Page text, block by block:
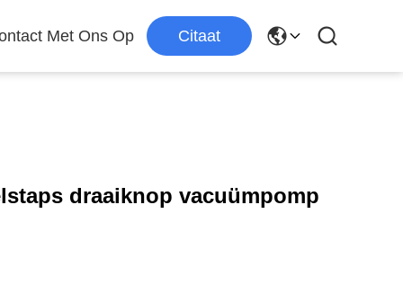
Met Ons Op Citaat
draaiknop vacuümpomp